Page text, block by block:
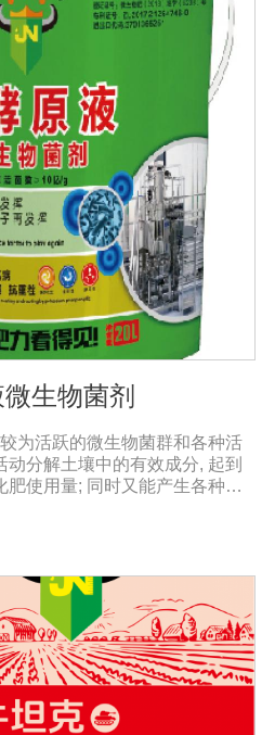
转化为速效钾、速效磷。3、改
物中的蛋白质、糖分、氮基酸、
提高, 起到改善作物品质的作
能、提高产量分泌赤霉素、细胞
, 刺激、调节、促进作物的生长
能, 有利于农作物的增产5、预
如:小麦根腐病、镰刀菌、姜腐
蕉与棉花等枯萎病。
生物菌剂
为活跃的微生物菌群和各种活
分解土壤中的有效成分, 起到
肥使用量; 同时又能产生各种农
产生抗生素、系统防卫酶等多种
病害或诱导系统抗性, 间接达
产品功能】1、改善土填养分疏
保水保肥能力, 增加土壤有机质
连作、重茬等原因造成的减产问
肥利用率有效菌能分解土壤中的
中解钾解磷菌能将土壤中固化
转化为速效钾、速效磷。3、改
物中的蛋白质、糖分、氮基酸、
提高, 起到改善作物品质的作